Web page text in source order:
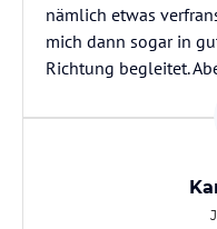
nämlich etwas
mich dann sogar in
Richtung begleitet.